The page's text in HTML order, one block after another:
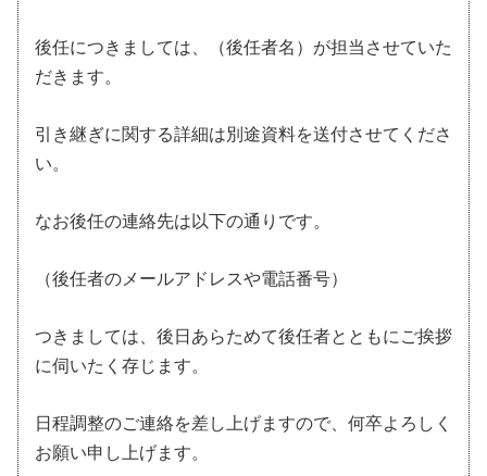
後任につきましては、（後任者名）が担当させていた
だきます。
引き継ぎに関する詳細は別途資料を送付させてくださ
い。
なお後任の連絡先は以下の通りです。
（後任者のメールアドレスや電話番号）
つきましては、後日あらためて後任者とともにご挨拶
に伺いたく存じます。
日程調整のご連絡を差し上げますので、何卒よろしく
お願い申し上げます。